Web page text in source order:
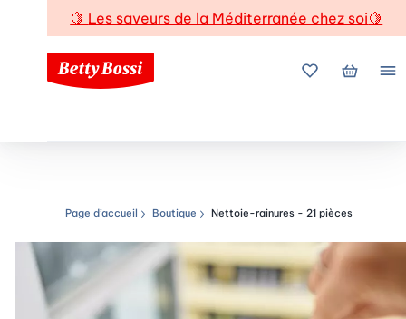
🍋 Les saveurs de la Méditerranée chez soi🍋
Mes favoris
Mon
Chemin de navigation
Page d’accueil Boutique Nettoie-rainures - 21 pièces